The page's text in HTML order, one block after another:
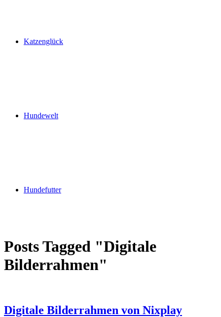
Katzenglück
Hundewelt
Hundefutter
Posts Tagged "Digitale
Bilderrahmen"
Digitale Bilderrahmen von Nixplay